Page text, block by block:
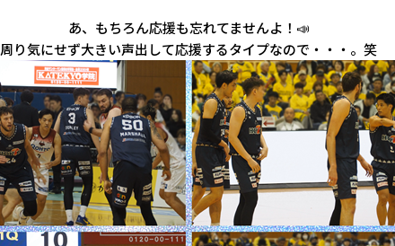
あ、もちろん応援も忘れてませんよ！📣
周り気にせず大きい声出して応援するタイプなので・・・。笑